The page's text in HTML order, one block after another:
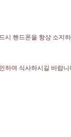
시 핸드폰을 항상 소지
하여 식사하시길 바랍니